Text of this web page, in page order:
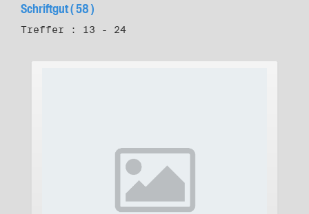
Schriftgut ( 58 )
Treffer : 13 - 24